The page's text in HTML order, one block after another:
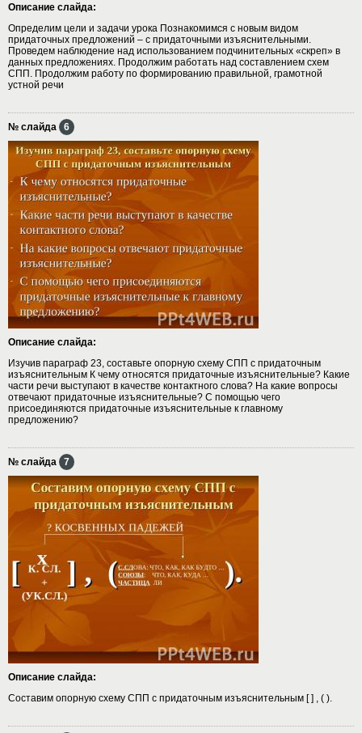
Описание слайда:
Определим цели и задачи урока Познакомимся с новым видом
придаточных предложений – с придаточными изъяснительными.
Проведем наблюдение над использованием подчинительных «скреп» в
данных предложениях. Продолжим работать над составлением схем
СПП. Продолжим работу по формированию правильной, грамотной
устной речи
№ слайда 6
Описание слайда:
Изучив параграф 23, составьте опорную схему СПП с придаточным
изъяснительным К чему относятся придаточные изъяснительные? Какие
части речи выступают в качестве контактного слова? На какие вопросы
отвечают придаточные изъяснительные? С помощью чего
присоединяются придаточные изъяснительные к главному
предложению?
№ слайда 7
Описание слайда:
Составим опорную схему СПП с придаточным изъяснительным [ ] , ( ).